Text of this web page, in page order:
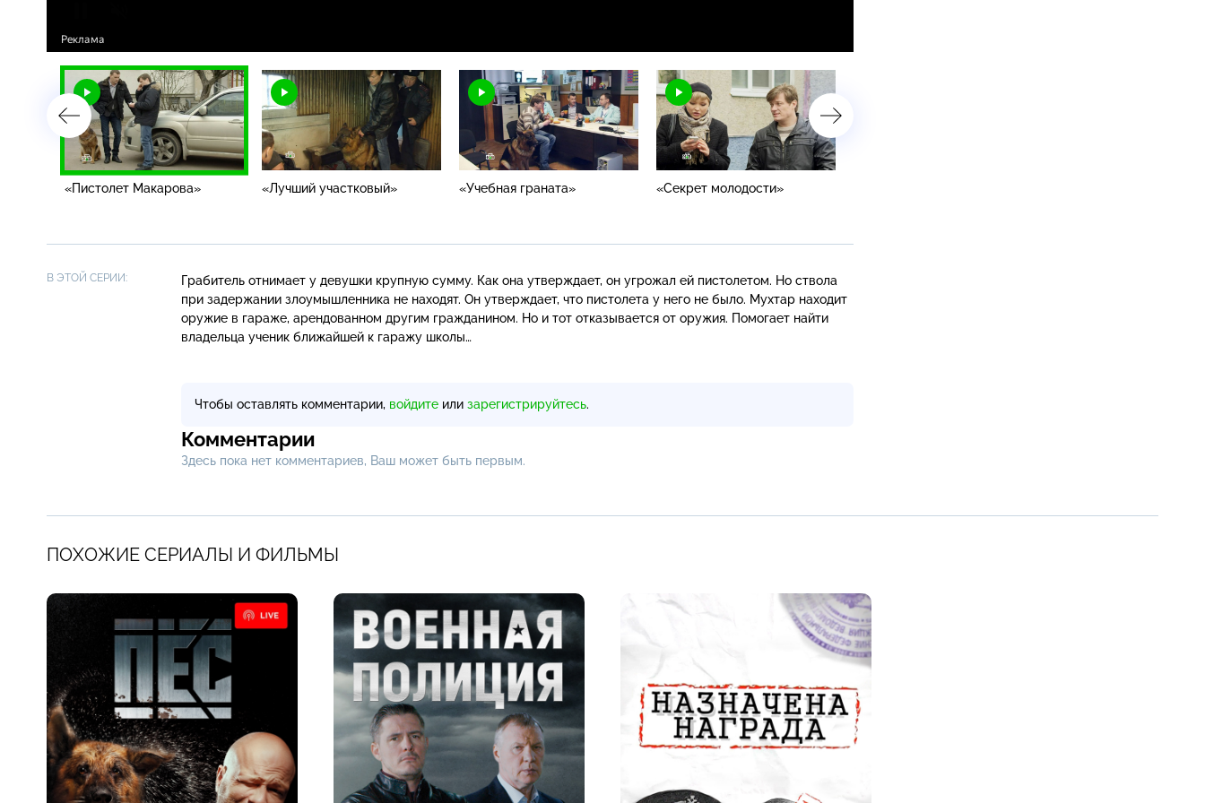
«Пистолет Макарова» «Лучший участковый» «Учебная граната» «Секрет молодости»
В ЭТОЙ СЕРИИ:
Грабитель отнимает у девушки крупную сумму. Как она утверждает, он угрожал ей пистолетом. Но ствола
при задержании злоумышленника не находят. Он утверждает, что пистолета у него не было. Мухтар находит
оружие в гараже, арендованном другим гражданином. Но и тот отказывается от оружия. Помогает найти
владельца ученик ближайшей к гаражу школы…
Чтобы оставлять комментарии, войдите или зарегистрируйтесь.
Комментарии
Здесь пока нет комментариев, Ваш может быть первым.
ПОХОЖИЕ СЕРИАЛЫ И ФИЛЬМЫ